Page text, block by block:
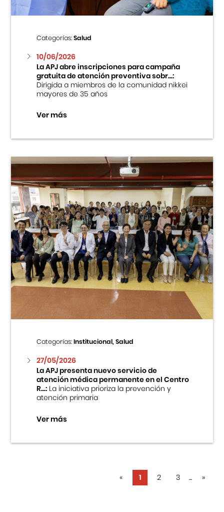
Categorías:Salud
10/06/2026
La APJ abre inscripciones para campaña
gratuita de atención preventiva sobr...:
Dirigida a miembros de la comunidad nikkei
mayores de 35 años
Ver más
Categorías:Institucional, Salud
27/05/2026
La APJ presenta nuevo servicio de
atención médica permanente en el Centro
R...:La iniciativa prioriza la prevención y
atención primaria
Ver más
« 1 2 3 ... »